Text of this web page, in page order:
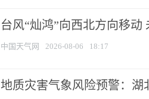
台风“灿鸿”向西北方向移动
中国天气网 2026-08-06 18:17
地质灾害气象风险预警：湖